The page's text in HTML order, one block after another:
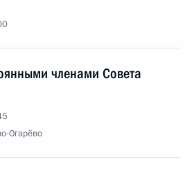
членами Совета
Огарёво